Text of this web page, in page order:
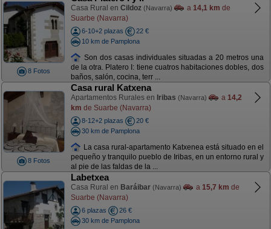
8 Fotos
Casa Rural en Cildoz (Navarra) a 14,1 km de
Suarbe (Navarra)
6-10+2 plazas
22 €
10 km de Pamplona
Son dos casas individuales situadas a 20 metros una
de la otra. Platero I: tiene cuatros habitaciones dobles, dos
baños, salón, cocina, terr ...
8 Fotos
Casa rural Katxena
Apartamentos Rurales en Iribas (Navarra) a 14,2
km de Suarbe (Navarra)
8-12+2 plazas
20 €
30 km de Pamplona
La casa rural-apartamento Katxenea está situado en el
pequeño y tranquilo pueblo de Iribas, en un entorno rural y
al pie de las faldas de la ...
Labetxea
Casa Rural en Baráibar (Navarra) a 15,7 km de
Suarbe (Navarra)
6 plazas
26 €
30 km de Pamplona